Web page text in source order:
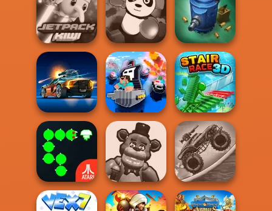
Defly.io Janissary Tower Draw Car Fight
Jetpack Kiwi Lite Pet Party
Tower Defense
Zombies
Road Madness Noob vs Cops Stair Race 3D